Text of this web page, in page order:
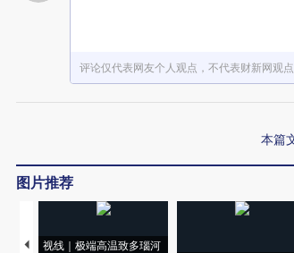
评论仅代表网友个人观点，不代表财新网观点
本篇
图片推荐
视线｜极端高温致多瑙河